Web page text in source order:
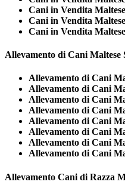
Cani in Vendita
Cani in Vendita
Cani in Vendita Maltese
Allevamento di Cani Maltese
Allevamento di Cani
Allevamento di Cani
Allevamento di Cani
Allevamento di Cani
Allevamento di Cani
Allevamento di Cani
Allevamento di Cani
Allevamento di Cani
Allevamento Cani di Razza